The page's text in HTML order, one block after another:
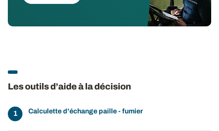
Les outils d’aide à la décision
Calculette d'échange paille - fumier